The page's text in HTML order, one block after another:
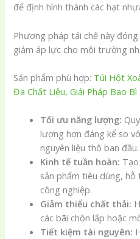
để định hình thành các hạt
Phương pháp tái chế này
giảm áp lực cho môi trường
Sản phẩm phù hợp: Túi Hột
Đa Chất Liệu, Giải Pháp Bao Bì
Tối ưu năng lượng:
lượng hơn đáng kể so
nguyên liệu thô ban đầu.
Kinh tế tuần hoàn:
sản phẩm tiêu dùng,
công nghiệp.
Giảm thiểu chất thải:
các bãi chôn lấp hoặc
Tiết kiệm tài nguyên: